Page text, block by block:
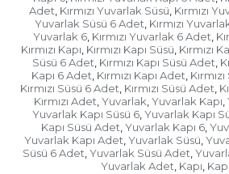
Adet, Kırmızı Yuvarlak Süsü, Kırmızı
Yuvarlak Süsü 6 Adet, Kırmızı
Yuvarlak 6, Kırmızı Yuvarlak 6 Adet,
Kırmızı Kapı, Kırmızı Kapı Süsü, Kırmızı
Süsü 6 Adet, Kırmızı Kapı Süsü Adet,
Kapı 6 Adet, Kırmızı Kapı Adet,
Kırmızı Süsü 6 Adet, Kırmızı Süsü Adet,
Kırmızı Adet, Yuvarlak, Yuvarlak Kapı,
Yuvarlak Kapı Süsü 6, Yuvarlak Kapı
Kapı Süsü Adet, Yuvarlak Kapı 6,
Yuvarlak Kapı Adet, Yuvarlak Süsü,
Süsü 6 Adet, Yuvarlak Süsü Adet,
Yuvarlak Adet, Kapı,